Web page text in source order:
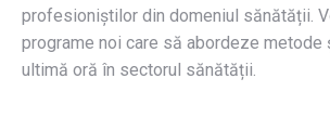
profesioniștilor din domeniul sănătății.
programe noi care să abordeze metode
ultimă oră în sectorul sănătății.